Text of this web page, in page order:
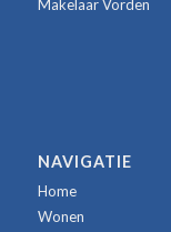
Makelaar Vorden
NAVIGATIE
Home
Wonen